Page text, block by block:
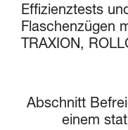
Effizienztests
Flaschenzügen
TRAXION,
Abschnitt
einem